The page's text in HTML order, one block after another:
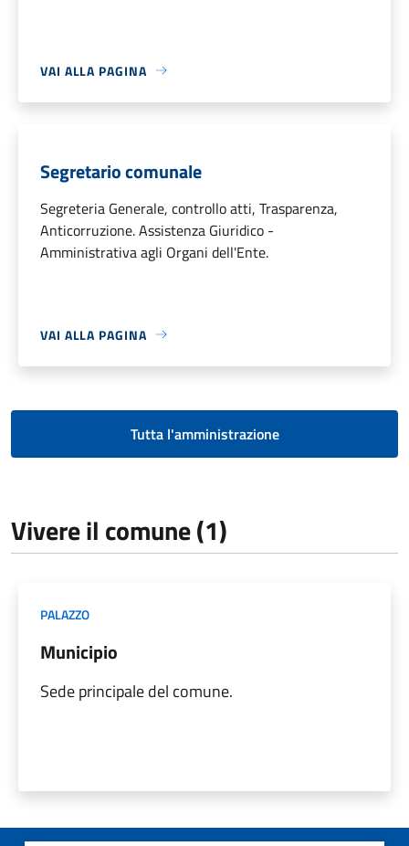
VAI ALLA PAGINA
Segretario comunale
Segreteria Generale, controllo atti, Trasparenza,
Anticorruzione. Assistenza Giuridico -
Amministrativa agli Organi dell'Ente.
VAI ALLA PAGINA
Tutta l'amministrazione
Vivere il comune (1)
PALAZZO
Municipio
Sede principale del comune.